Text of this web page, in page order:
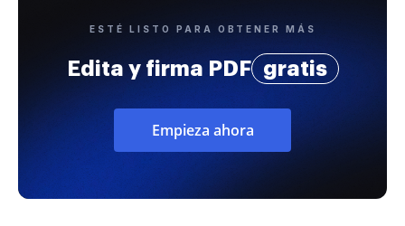
ESTÉ LISTO PARA OBTENER MÁS
Edita y firma PDF gratis
Empieza ahora